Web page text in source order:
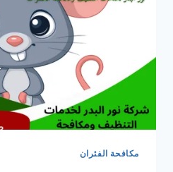
مكافحة الفئران